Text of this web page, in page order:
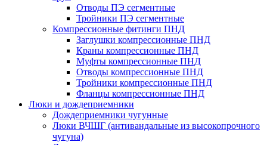
Отводы ПЭ сегментные
Тройники ПЭ сегментные
Компрессионные фитинги ПНД
Заглушки компрессионные ПНД
Краны компрессионные ПНД
Муфты компрессионные ПНД
Отводы компрессионные ПНД
Тройники компрессионные ПНД
Фланцы компрессионные ПНД
Люки и дождеприемники
Дождеприемники чугунные
Люки ВЧШГ (антивандальные из высокопрочного
чугуна)